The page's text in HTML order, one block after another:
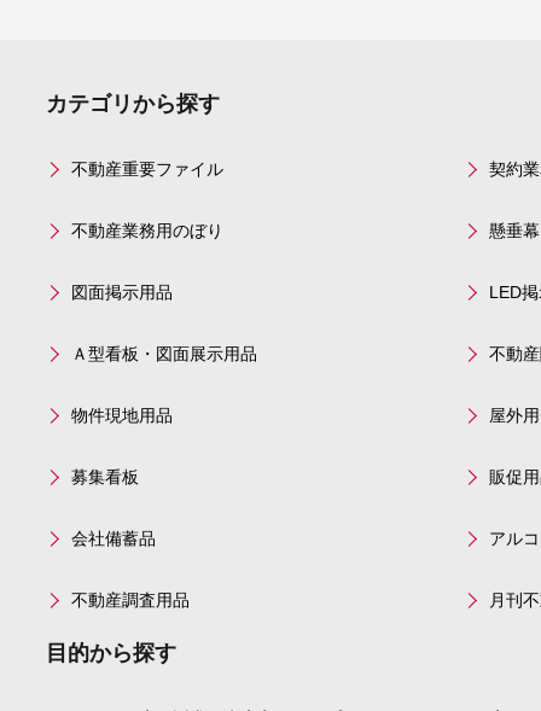
カテゴリから探す
不動産重要ファイル 契約
不動産業務用のぼり 懸垂
図面掲示用品 LED
Ａ型看板・図面展示用品 不動
物件現地用品 屋外
募集看板 販促
会社備蓄品 アル
不動産調査用品 月刊
目的から探す